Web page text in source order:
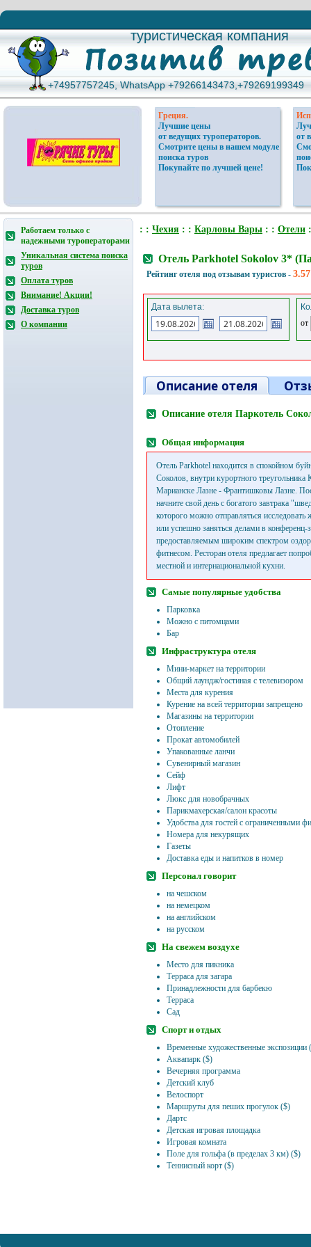
туристическая компания
туристическая компания
+74957757245, WhatsApp +79266143473,+79269199349
+74957757245, WhatsApp +79266143473,+79269199349
Греция.
Лучшие цены
от ведущих туроператоров.
Смотрите цены в нашем модуле
поиска туров
Покупайте по лучшей цене!
от
Работаем только с
надежными туроператорами
Уникальная система поиска
туров
Оплата туров
Внимание! Акции!
Доставка туров
О компании
: : Чехия : : Карловы Вары : : Отели
Отель Parkhotel Sokolov 3*
Рейтинг отеля под отзывам туристов -
Дата вылета:
от
Описание отеля
Описание отеля Паркотель
Общая информация
Отель Parkhotel находится в спокойном
Соколов, внутри курортного
Марианске Лазне - Франтишковы Лазне.
начните свой день с богатого завтрака
которого можно отправляться исследовать
или успешно заняться делами в конференц-
предоставляемым широким спектром
фитнесом. Ресторан отеля предлагает
местной и интернациональной кухни.
Самые популярные удобства
Парковка
Можно с питомцами
Бар
Инфраструктура отеля
Мини-маркет на территории
Общий лаундж/гостиная с телевизором
Места для курения
Курение на всей территории запрещено
Магазины на территории
Отопление
Прокат автомобилей
Упакованные ланчи
Сувенирный магазин
Сейф
Лифт
Люкс для новобрачных
Парикмахерская/салон красоты
Удобства для гостей с ограниченными
Номера для некурящих
Газеты
Доставка еды и напитков в номер
Персонал говорит
на чешском
на немецком
на английском
на русском
На свежем воздухе
Место для пикника
Терраса для загара
Принадлежности для барбекю
Терраса
Сад
Спорт и отдых
Временные художественные экспозиции
Аквапарк ($)
Вечерняя программа
Детский клуб
Велоспорт
Маршруты для пеших прогулок ($)
Дартс
Детская игровая площадка
Игровая комната
Поле для гольфа (в пределах 3 км) ($)
Теннисный корт ($)